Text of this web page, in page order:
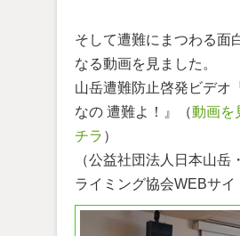
そして遭難にまつわる面
なる動画を見ました。
山岳遭難防止啓発ビデオ
なの 遭難よ！』（動画を
チラ ）
（公益社団法人日本山岳
ライミング協会WEBサイ